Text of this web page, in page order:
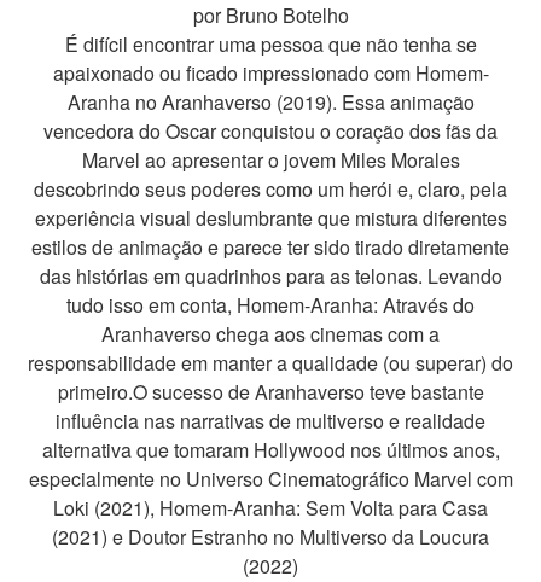
por Bruno Botelho
É difícil encontrar uma pessoa que não tenha se
apaixonado ou ficado impressionado com Homem-
Aranha no Aranhaverso (2019). Essa animação
vencedora do Oscar conquistou o coração dos fãs da
Marvel ao apresentar o jovem Miles Morales
descobrindo seus poderes como um herói e, claro, pela
experiência visual deslumbrante que mistura diferentes
estilos de animação e parece ter sido tirado diretamente
das histórias em quadrinhos para as telonas. Levando
tudo isso em conta, Homem-Aranha: Através do
Aranhaverso chega aos cinemas com a
responsabilidade em manter a qualidade (ou superar) do
primeiro.O sucesso de Aranhaverso teve bastante
influência nas narrativas de multiverso e realidade
alternativa que tomaram Hollywood nos últimos anos,
especialmente no Universo Cinematográfico Marvel com
Loki (2021), Homem-Aranha: Sem Volta para Casa
(2021) e Doutor Estranho no Multiverso da Loucura
(2022)